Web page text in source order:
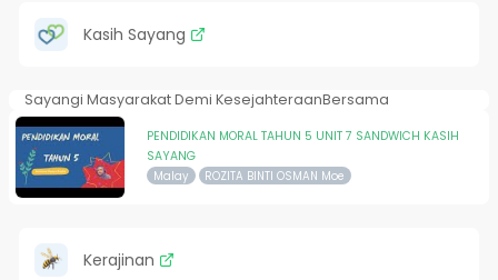
Kasih Sayang
Sayangi Masyarakat Demi KesejahteraanBersama
PENDIDIKAN MORAL TAHUN 5 UNIT 7 SANDWICH KASIH
SAYANG
Malay ROZITA BINTI OSMAN Moe
Kerajinan